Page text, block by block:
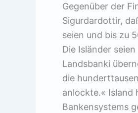
Gegenüber der
Sigurdardottir,
seien und bis zu
Die Isländer
Landsbanki
die
anlockte.« Island
Bankensystems